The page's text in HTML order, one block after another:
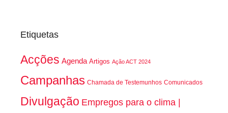
Etiquetas
Acções Agenda Artigos Ação ACT 2024
Campanhas Chamada de Testemunhos Comunicados
Divulgação Empregos para o clima |